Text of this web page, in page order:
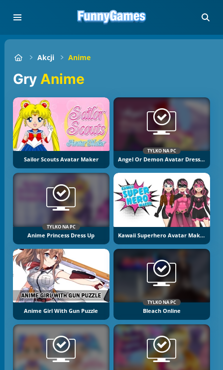
Akcji Anime
Gry Anime
Sailor Scouts Avatar Maker
TYLKO NA PC
Angel Or Demon Avatar Dress Up Game
TYLKO NA PC
Anime Princess Dress Up Kawaii Superhero Avatar Maker
Anime Girl With Gun Puzzle
TYLKO NA PC
Bleach Online